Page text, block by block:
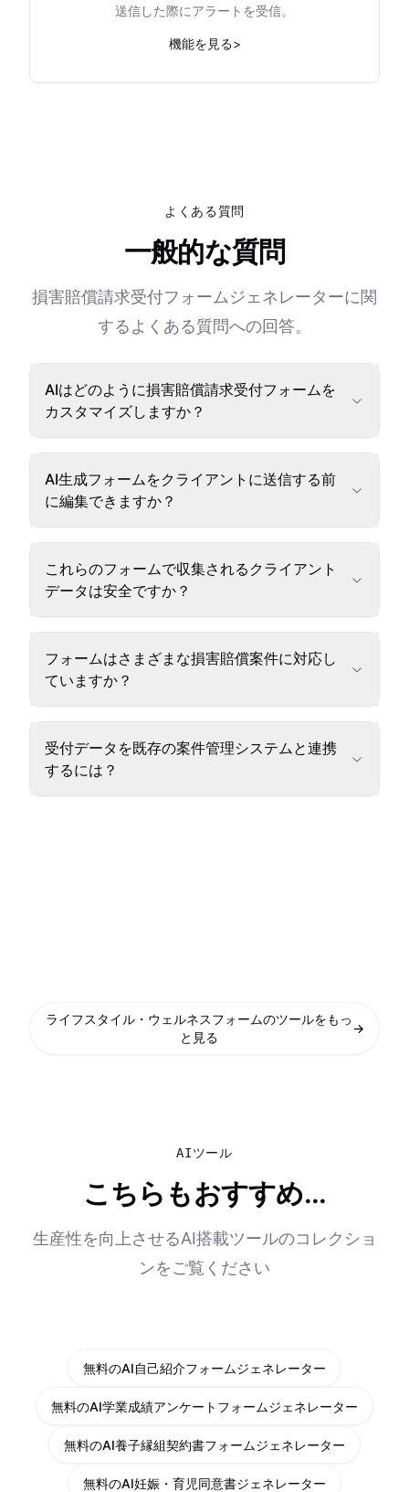
送信した際にアラートを受信。
機能を見る>
よくある質問
一般的な質問
損害賠償請求受付フォームジェネレーターに関
するよくある質問への回答。
AIはどのように損害賠償請求受付フォームを
カスタマイズしますか？
AI生成フォームをクライアントに送信する前
に編集できますか？
これらのフォームで収集されるクライアント
データは安全ですか？
フォームはさまざまな損害賠償案件に対応し
ていますか？
受付データを既存の案件管理システムと連携
するには？
ライフスタイル・ウェルネスフォームのツールをもっ
と見る
→
AIツール
こちらもおすすめ...
生産性を向上させるAI搭載ツールのコレクショ
ンをご覧ください
無料のAI自己紹介フォームジェネレーター
無料のAI学業成績アンケートフォームジェネレーター
無料のAI養子縁組契約書フォームジェネレーター
無料のAI妊娠・育児同意書ジェネレーター